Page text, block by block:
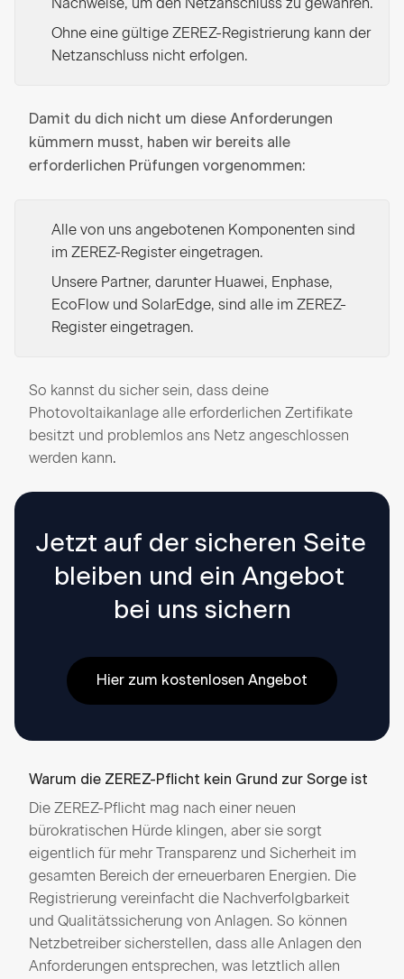
Nachweise, um den Netzanschluss zu gewähren.
Ohne eine gültige ZEREZ-Registrierung kann der
Netzanschluss nicht erfolgen.
Damit du dich nicht um diese Anforderungen
kümmern musst, haben wir bereits alle
erforderlichen Prüfungen vorgenommen:
Alle von uns angebotenen Komponenten sind
im ZEREZ-Register eingetragen.
Unsere Partner, darunter Huawei, Enphase,
EcoFlow und SolarEdge, sind alle im ZEREZ-
Register eingetragen.
So kannst du sicher sein, dass deine
Photovoltaikanlage alle erforderlichen Zertifikate
besitzt und problemlos ans Netz angeschlossen
werden kann.
Jetzt auf der sicheren Seite
bleiben und ein Angebot
bei uns sichern
Hier zum kostenlosen Angebot
Warum die ZEREZ-Pflicht kein Grund zur Sorge ist
Die ZEREZ-Pflicht mag nach einer neuen
bürokratischen Hürde klingen, aber sie sorgt
eigentlich für mehr Transparenz und Sicherheit im
gesamten Bereich der erneuerbaren Energien. Die
Registrierung vereinfacht die Nachverfolgbarkeit
und Qualitätssicherung von Anlagen. So können
Netzbetreiber sicherstellen, dass alle Anlagen den
Anforderungen entsprechen, was letztlich allen